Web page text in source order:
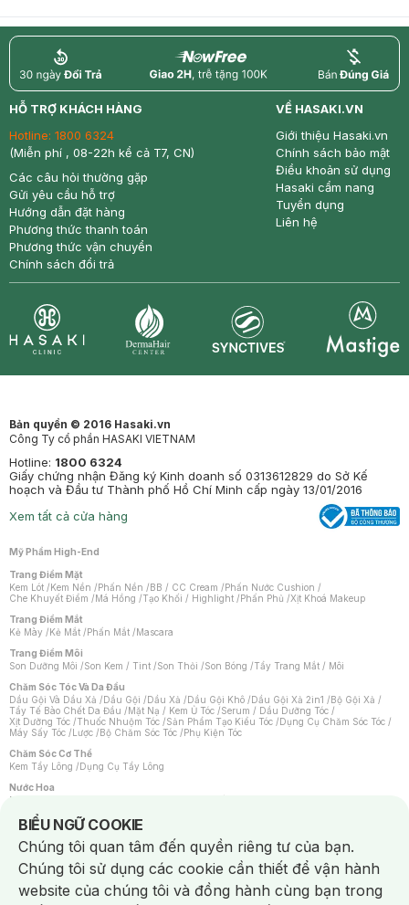
return nowfree price
HỖ TRỢ KHÁCH HÀNG
Hotline: 1800 6324
(Miễn phí , 08-22h kể cả T7, CN)
Các câu hỏi thường gặp
Gửi yêu cầu hỗ trợ
Hướng dẫn đặt hàng
Phương thức thanh toán
Phương thức vận chuyển
Chính sách đổi trả
VỀ HASAKI.VN
Giới thiệu Hasaki.vn
Chính sách bảo mật
Điều khoản sử dụng
Hasaki cẩm nang
Tuyển dụng
Liên hệ
Bản quyền © 2016 Hasaki.vn
Công Ty cổ phần HASAKI VIETNAM
Hotline: 1800 6324
Giấy chứng nhận Đăng ký Kinh doanh số 0313612829 do Sở Kế
hoạch và Đầu tư Thành phố Hồ Chí Minh cấp ngày 13/01/2016
Xem tất cả cửa hàng
Mỹ Phẩm High-End
Trang Điểm Mặt
Kem Lót /Kem Nền /Phấn Nền /BB / CC Cream /Phấn Nước Cushion /
Che Khuyết Điểm /Má Hồng /Tạo Khối / Highlight /Phấn Phủ /Xịt Khoá Makeup
Trang Điểm Mắt
Kẻ Mày /Kẻ Mắt /Phấn Mắt /Mascara
Trang Điểm Môi
Son Dưỡng Môi /Son Kem / Tint /Son Thỏi /Son Bóng /Tẩy Trang Mắt / Môi
Chăm Sóc Tóc Và Da Đầu
Dầu Gội Và Dầu Xả /Dầu Gội /Dầu Xả /Dầu Gội Khô /Dầu Gội Xả 2in1 /Bộ Gội Xả /
Tẩy Tế Bào Chết Da Đầu /Mặt Nạ / Kem Ủ Tóc /Serum / Dầu Dưỡng Tóc /
Xịt Dưỡng Tóc /Thuốc Nhuộm Tóc /Sản Phẩm Tạo Kiểu Tóc /Dụng Cụ Chăm Sóc Tóc /
Máy Sấy Tóc /Lược /Bộ Chăm Sóc Tóc /Phụ Kiện Tóc
Chăm Sóc Cơ Thể
Kem Tẩy Lông /Dụng Cụ Tẩy Lông
Nước Hoa
Nước Hoa Nữ
Chăm Sóc Cá Nhân
Chống Muỗi /Khẩu Trang /Máy Massage/Mặt Nạ Xông Hơi /Nước Rửa Tay/
Sản Phẩm Chăm Sóc Khác /Bàn Chải Đánh Răng /Bàn Chải Điện/
Hỗ Trợ Trắng Răng/Kem Đánh Răng /Máy Tăm Nước/ Nước Súc Miệng/
Tăm / Chỉ Nha Khoa/ Xịt Thơm Miệng / Dung Dịch Vệ Sinh/Dưỡng Vùng Kín/
Khăn Ướt Vệ Sinh Vùng Kín/Băng Vệ Sinh/Tampon/Bọt Cạo Râu /Dao Cạo Râu/
Máy Cạo Râu
BIỂU NGỮ COOKIE
Notice about cookies usage
Chúng tôi quan tâm đến quyền riêng tư của bạn.
Chúng tôi sử dụng các cookie cần thiết để vận hành
website của chúng tôi và đồng hành cùng bạn trong